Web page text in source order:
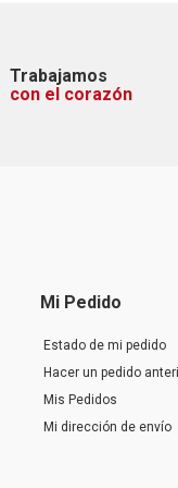
Trabajamos
con el corazón
Mi Pedido
Estado de mi pedido
Hacer un pedido
Mis Pedidos
Mi dirección de envío